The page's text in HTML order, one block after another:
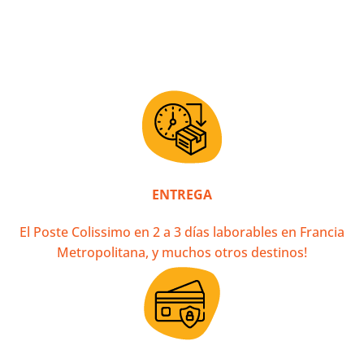
ENTREGA
El Poste Colissimo en 2 a 3 días laborables en Francia
Metropolitana, y muchos otros destinos!